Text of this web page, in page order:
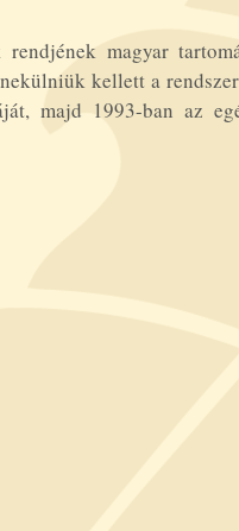
magyar
kellett a
majd 1993-ban az